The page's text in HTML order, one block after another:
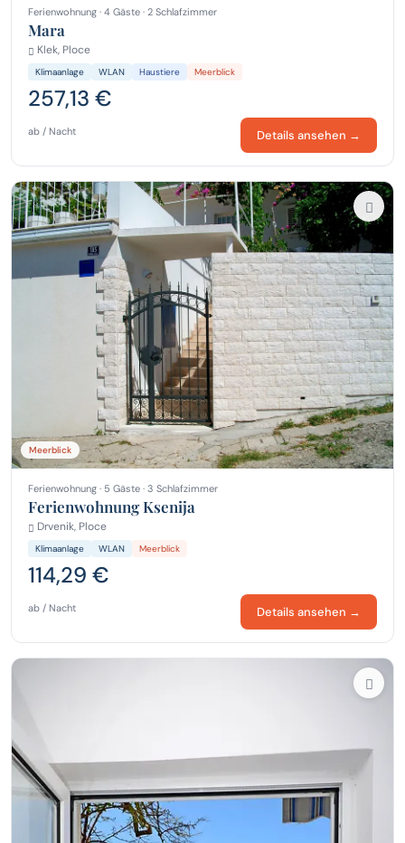
Ferienwohnung · 4 Gäste · 2 Schlafzimmer
Mara
Klek, Ploce
Klimaanlage WLAN Haustiere Meerblick
257,13 €
ab / Nacht Details ansehen →
Meerblick
Ferienwohnung · 5 Gäste · 3 Schlafzimmer
Ferienwohnung Ksenija
Drvenik, Ploce
Klimaanlage WLAN Meerblick
114,29 €
ab / Nacht Details ansehen →